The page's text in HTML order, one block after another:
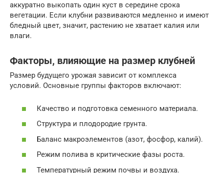
аккуратно выкопать один куст в середине срока
вегетации. Если клубни развиваются медленно и имеют
бледный цвет, значит, растению не хватает калия или
влаги.
Факторы, влияющие на размер клубней
Размер будущего урожая зависит от комплекса
условий. Основные группы факторов включают:
Качество и подготовка семенного материала.
Структура и плодородие грунта.
Баланс макроэлементов (азот, фосфор, калий).
Режим полива в критические фазы роста.
Температурный режим почвы и воздуха.